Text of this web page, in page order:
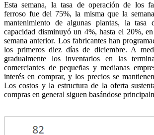
Esta semana, la tasa de operación de los
ferroso fue del 75%, la misma que la
mantenimiento de algunas plantas, la
capacidad disminuyó un 4%, hasta el 20%,
semana anterior. Los fabricantes han
los primeros diez días de diciembre. A
gradualmente los inventarios en las
comerciantes de pequeñas y medianas
interés en comprar, y los precios se
Los costos y la estructura de la oferta
compras en general siguen basándose